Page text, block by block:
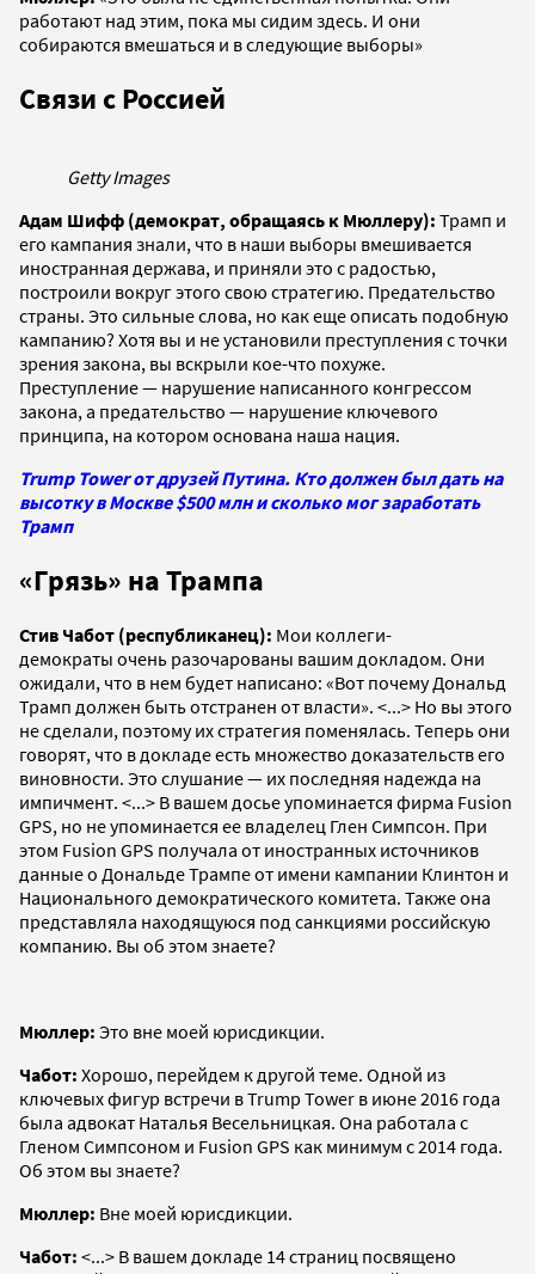
работают над этим, пока мы сидим здесь. И они
собираются вмешаться и в следующие выборы»
Связи с Россией
Getty Images
Адам Шифф (демократ, обращаясь к Мюллеру): Трамп и
его кампания знали, что в наши выборы вмешивается
иностранная держава, и приняли это с радостью,
построили вокруг этого свою стратегию. Предательство
страны. Это сильные слова, но как еще описать подобную
кампанию? Хотя вы и не установили преступления с точки
зрения закона, вы вскрыли кое-что похуже.
Преступление — нарушение написанного конгрессом
закона, а предательство — нарушение ключевого
принципа, на котором основана наша нация.
Trump Tower от друзей Путина. Кто должен был дать на
высотку в Москве $500 млн и сколько мог заработать
Трамп
«Грязь» на Трампа
Стив Чабот (республиканец): Мои коллеги-
демократы очень разочарованы вашим докладом. Они
ожидали, что в нем будет написано: «Вот почему Дональд
Трамп должен быть отстранен от власти». <...> Но вы этого
не сделали, поэтому их стратегия поменялась. Теперь они
говорят, что в докладе есть множество доказательств его
виновности. Это слушание — их последняя надежда на
импичмент. <...> В вашем досье упоминается фирма Fusion
GPS, но не упоминается ее владелец Глен Симпсон. При
этом Fusion GPS получала от иностранных источников
данные о Дональде Трампе от имени кампании Клинтон и
Национального демократического комитета. Также она
представляла находящуюся под санкциями российскую
компанию. Вы об этом знаете?
Мюллер: Это вне моей юрисдикции.
Чабот: Хорошо, перейдем к другой теме. Одной из
ключевых фигур встречи в Trump Tower в июне 2016 года
была адвокат Наталья Весельницкая. Она работала с
Гленом Симпсоном и Fusion GPS как минимум с 2014 года.
Об этом вы знаете?
Мюллер: Вне моей юрисдикции.
Чабот: <...> В вашем докладе 14 страниц посвящено